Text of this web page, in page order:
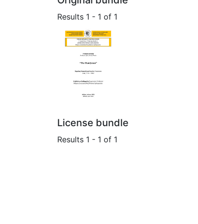
Results 1 - 1 of 1
License bundle
Results 1 - 1 of 1